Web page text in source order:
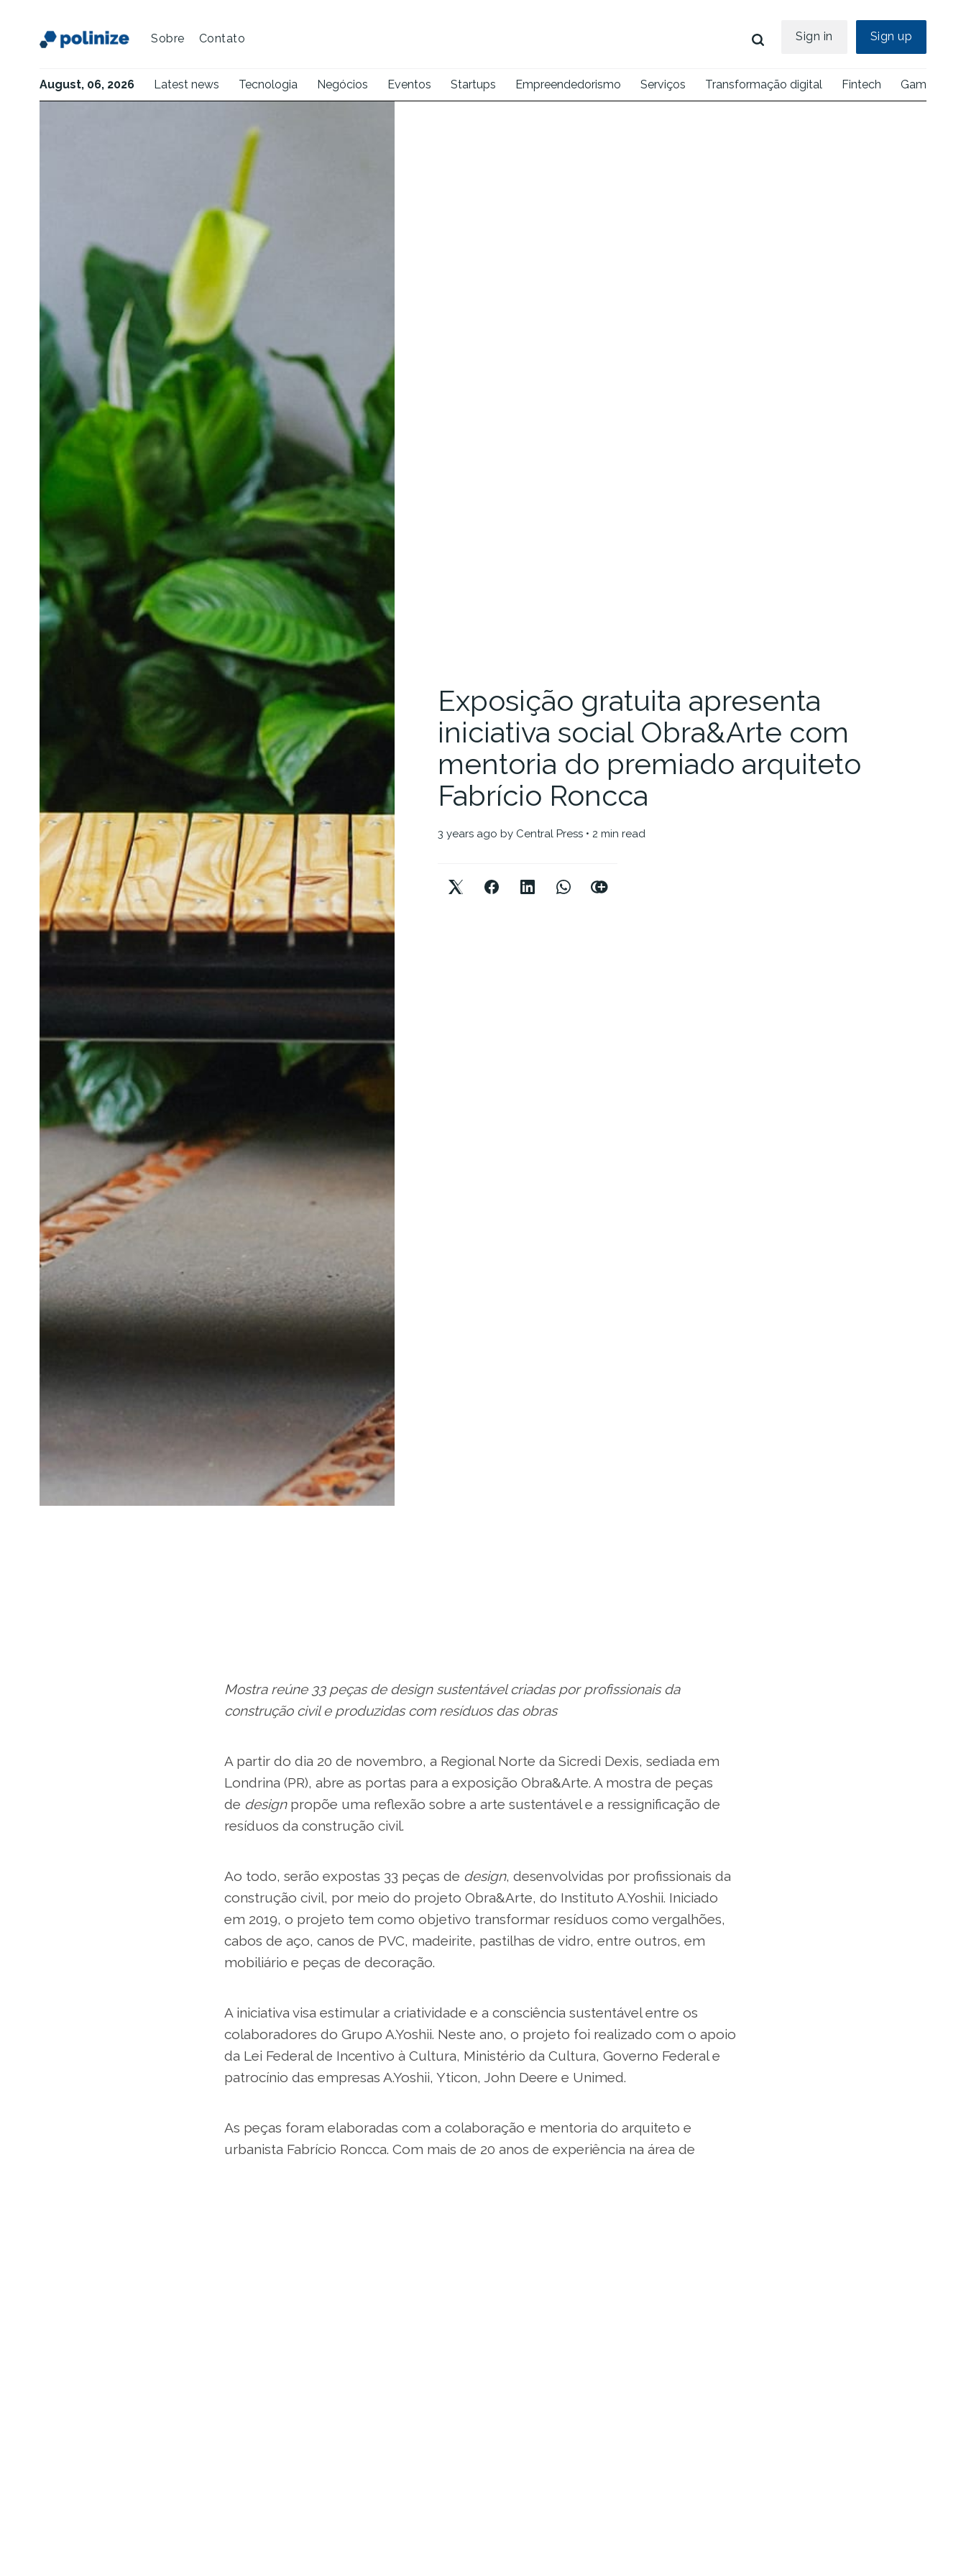
Sobre Contato Sign in Sign up
August, 06, 2026 Latest news Tecnologia Negócios Eventos Startups Empreendedorismo Serviços Transformação digital Fintech Games
Exposição gratuita apresenta
iniciativa social Obra&Arte com
mentoria do premiado arquiteto
Fabrício Roncca
3 years ago by Central Press• 2 min read
Mostra reúne 33 peças de design sustentável criadas por profissionais da
construção civil e produzidas com resíduos das obras
A partir do dia 20 de novembro, a Regional Norte da Sicredi Dexis, sediada em
Londrina (PR), abre as portas para a exposição Obra&Arte. A mostra de peças
de design propõe uma reflexão sobre a arte sustentável e a ressignificação de
resíduos da construção civil.
Ao todo, serão expostas 33 peças de design, desenvolvidas por profissionais da
construção civil, por meio do projeto Obra&Arte, do Instituto A.Yoshii. Iniciado
em 2019, o projeto tem como objetivo transformar resíduos como vergalhões,
cabos de aço, canos de PVC, madeirite, pastilhas de vidro, entre outros, em
mobiliário e peças de decoração.
A iniciativa visa estimular a criatividade e a consciência sustentável entre os
colaboradores do Grupo A.Yoshii. Neste ano, o projeto foi realizado com o apoio
da Lei Federal de Incentivo à Cultura, Ministério da Cultura, Governo Federal e
patrocínio das empresas A.Yoshii, Yticon, John Deere e Unimed.
As peças foram elaboradas com a colaboração e mentoria do arquiteto e
urbanista Fabrício Roncca. Com mais de 20 anos de experiência na área de